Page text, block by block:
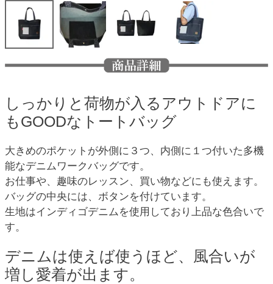
しっかりと荷物が入るアウトドアに
もGOODなトートバッグ
大きめのポケットが外側に３つ、内側に１つ付いた多機
能なデニムワークバッグです。
お仕事や、趣味のレッスン、買い物などにも使えます。
バッグの中央には、ボタンを付けています。
生地はインディゴデニムを使用しており上品な色合いで
す。
デニムは使えば使うほど、風合いが
増し愛着が出ます。